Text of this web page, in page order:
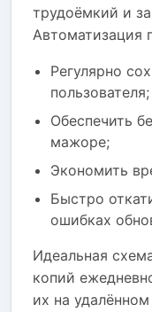
трудоёмкий и
Автоматизация
Регулярно
пользователя;
Обеспечить
мажоре;
Экономить
Быстро
ошибках
Идеальная
копий
их на